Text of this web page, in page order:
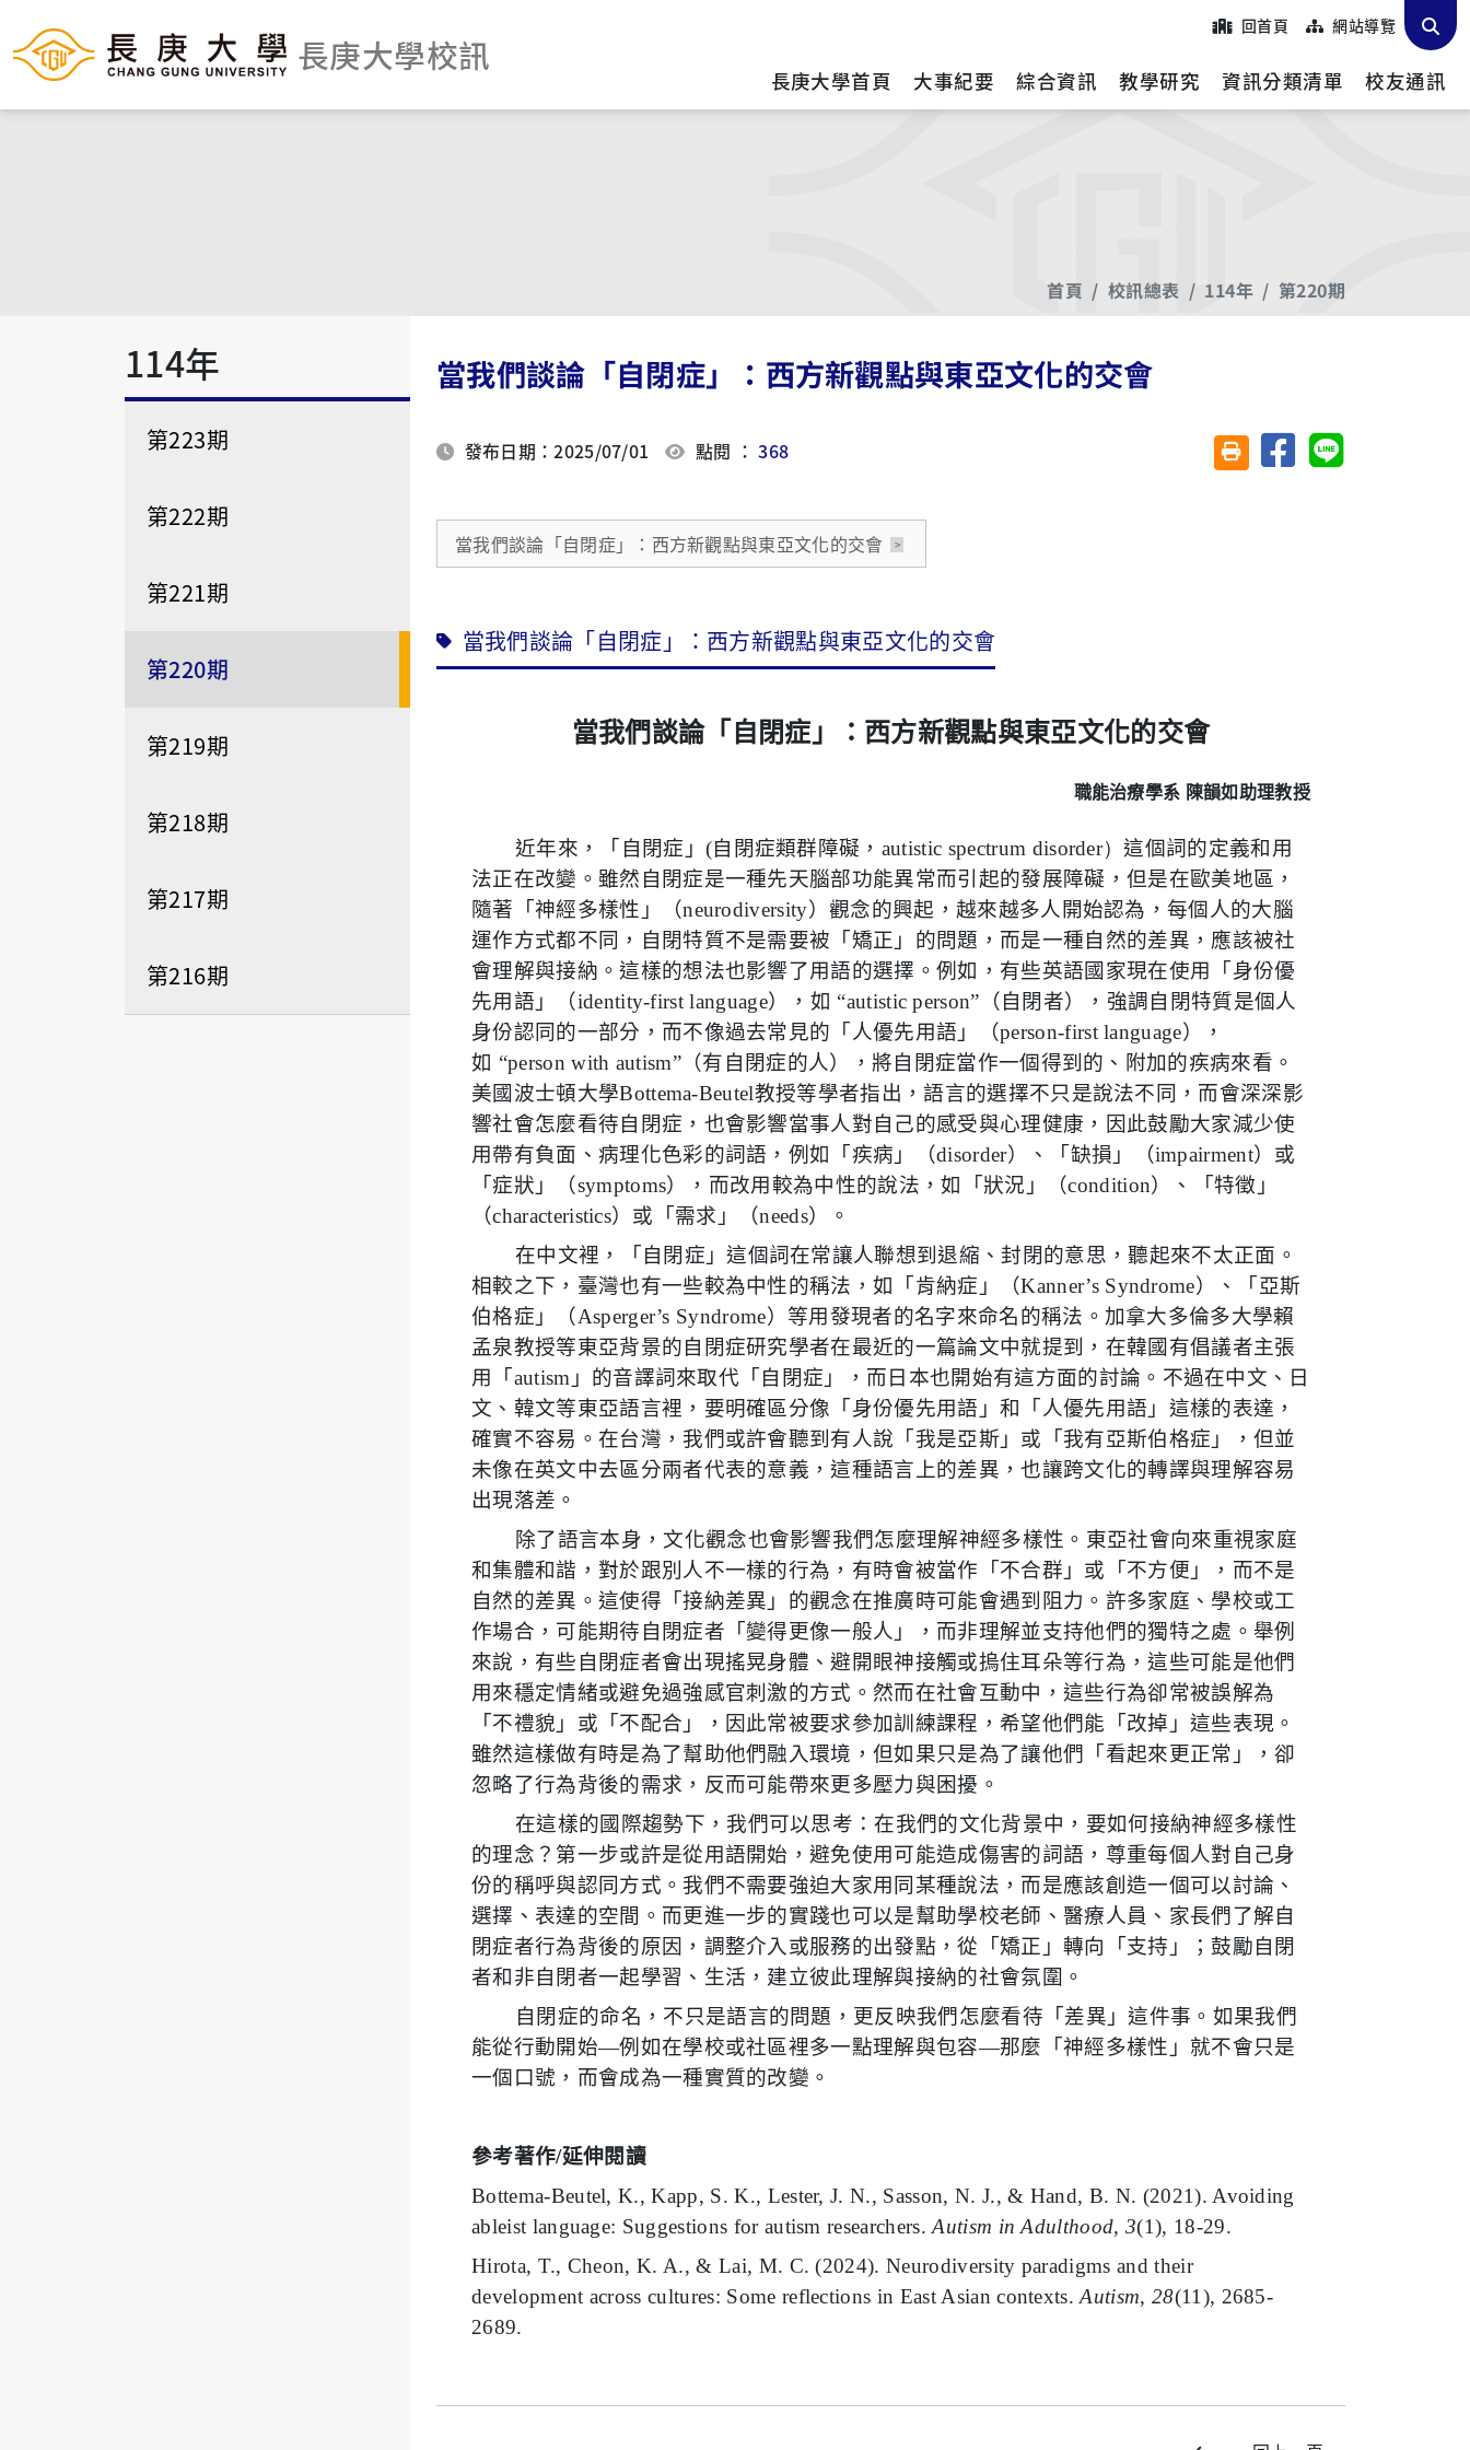
長庚大學校訊
回首頁 網站導覽
長庚大學首頁 大事紀要 綜合資訊 教學研究 資訊分類清單 校友通訊
首頁 校訊總表 114年 第220期
114年
第223期
第222期
第221期
第220期
第219期
第218期
第217期
第216期
當我們談論「自閉症」：西方新觀點與東亞文化的交會
發布日期：2025/07/01 點閱 ：368 友善列印(另開視窗)
分享至臉書分享至 Line
當我們談論「自閉症」：西方新觀點與東亞文化的交會
當我們談論「自閉症」：西方新觀點與東亞文化的交會
當我們談論「自閉症」：西方新觀點與東亞文化的交會
職能治療學系 陳韻如助理教授
近年來，「自閉症」 (自閉症類群障礙， autistic spectrum disorder）這個詞的定義和用
法正在改變。雖然自閉症是一種先天腦部功能異常而引起的發展障礙，但是在歐美地區，
隨著「神經多樣性」（neurodiversity）觀念的興起，越來越多人開始認為，每個人的大腦
運作方式都不同，自閉特質不是需要被「矯正」的問題，而是一種自然的差異，應該被社
會理解與接納。這樣的想法也影響了用語的選擇。例如，有些英語國家現在使用「身份優
先用語」（identity-first language），如 “autistic person”（自閉者），強調自閉特質是個人
身份認同的一部分，而不像過去常見的「人優先用語」（person-first language），
如 “person with autism”（有自閉症的人），將自閉症當作一個得到的、附加的疾病來看。
美國波士頓大學Bottema-Beutel教授等學者指出，語言的選擇不只是說法不同，而會深深影
響社會怎麼看待自閉症，也會影響當事人對自己的感受與心理健康，因此鼓勵大家減少使
用帶有負面、病理化色彩的詞語，例如「疾病」（disorder）、「缺損」（impairment）或
「症狀」（symptoms），而改用較為中性的說法，如「狀況」（condition）、「特徵」
（characteristics）或「需求」（needs）。
在中文裡，「自閉症」這個詞在常讓人聯想到退縮、封閉的意思，聽起來不太正面。
相較之下，臺灣也有一些較為中性的稱法，如「肯納症」（Kanner’s Syndrome）、「亞斯
伯格症」（Asperger’s Syndrome）等用發現者的名字來命名的稱法。加拿大多倫多大學賴
孟泉教授等東亞背景的自閉症研究學者在最近的一篇論文中就提到，在韓國有倡議者主張
用「 autism 」的音譯詞來取代「自閉症」，而日本也開始有這方面的討論。不過在中文、日
文、韓文等東亞語言裡，要明確區分像「身份優先用語」和「人優先用語」這樣的表達，
確實不容易。在台灣，我們或許會聽到有人說「我是亞斯」或「我有亞斯伯格症」，但並
未像在英文中去區分兩者代表的意義，這種語言上的差異，也讓跨文化的轉譯與理解容易
出現落差。
除了語言本身，文化觀念也會影響我們怎麼理解神經多樣性。東亞社會向來重視家庭
和集體和諧，對於跟別人不一樣的行為，有時會被當作「不合群」或「不方便」，而不是
自然的差異。這使得「接納差異」的觀念在推廣時可能會遇到阻力。許多家庭、學校或工
作場合，可能期待自閉症者「變得更像一般人」，而非理解並支持他們的獨特之處。舉例
來說，有些自閉症者會出現搖晃身體、避開眼神接觸或摀住耳朵等行為，這些可能是他們
用來穩定情緒或避免過強感官刺激的方式。然而在社會互動中，這些行為卻常被誤解為
「不禮貌」或「不配合」，因此常被要求參加訓練課程，希望他們能「改掉」這些表現。
雖然這樣做有時是為了幫助他們融入環境，但如果只是為了讓他們「看起來更正常」，卻
忽略了行為背後的需求，反而可能帶來更多壓力與困擾。
在這樣的國際趨勢下，我們可以思考：在我們的文化背景中，要如何接納神經多樣性
的理念？第一步或許是從用語開始，避免使用可能造成傷害的詞語，尊重每個人對自己身
份的稱呼與認同方式。我們不需要強迫大家用同某種說法，而是應該創造一個可以討論、
選擇、表達的空間。而更進一步的實踐也可以是幫助學校老師、醫療人員、家長們了解自
閉症者行為背後的原因，調整介入或服務的出發點，從「矯正」轉向「支持」；鼓勵自閉
者和非自閉者一起學習、生活，建立彼此理解與接納的社會氛圍。
自閉症的命名，不只是語言的問題，更反映我們怎麼看待「差異」這件事。如果我們
能從行動開始—例如在學校或社區裡多一點理解與包容—那麼「神經多樣性」就不會只是
一個口號，而會成為一種實質的改變。
參考著作/延伸閱讀
Bottema-Beutel, K., Kapp, S. K., Lester, J. N., Sasson, N. J., & Hand, B. N. (2021). Avoiding
ableist language: Suggestions for autism researchers.Autism in Adulthood,3(1), 18-29.
Hirota, T., Cheon, K. A., & Lai, M. C. (2024). Neurodiversity paradigms and their
development across cultures: Some reflections in East Asian contexts.Autism, 28(11), 2685-
2689.